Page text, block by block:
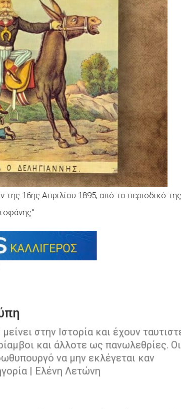
16ης Απριλίου 1895, από το περιοδικό
στην Ιστορία και έχουν
και άλλοτε ως πανωλεθρίες. Οι
να μην εκλέγεται καν
| Ελένη Λετώνη